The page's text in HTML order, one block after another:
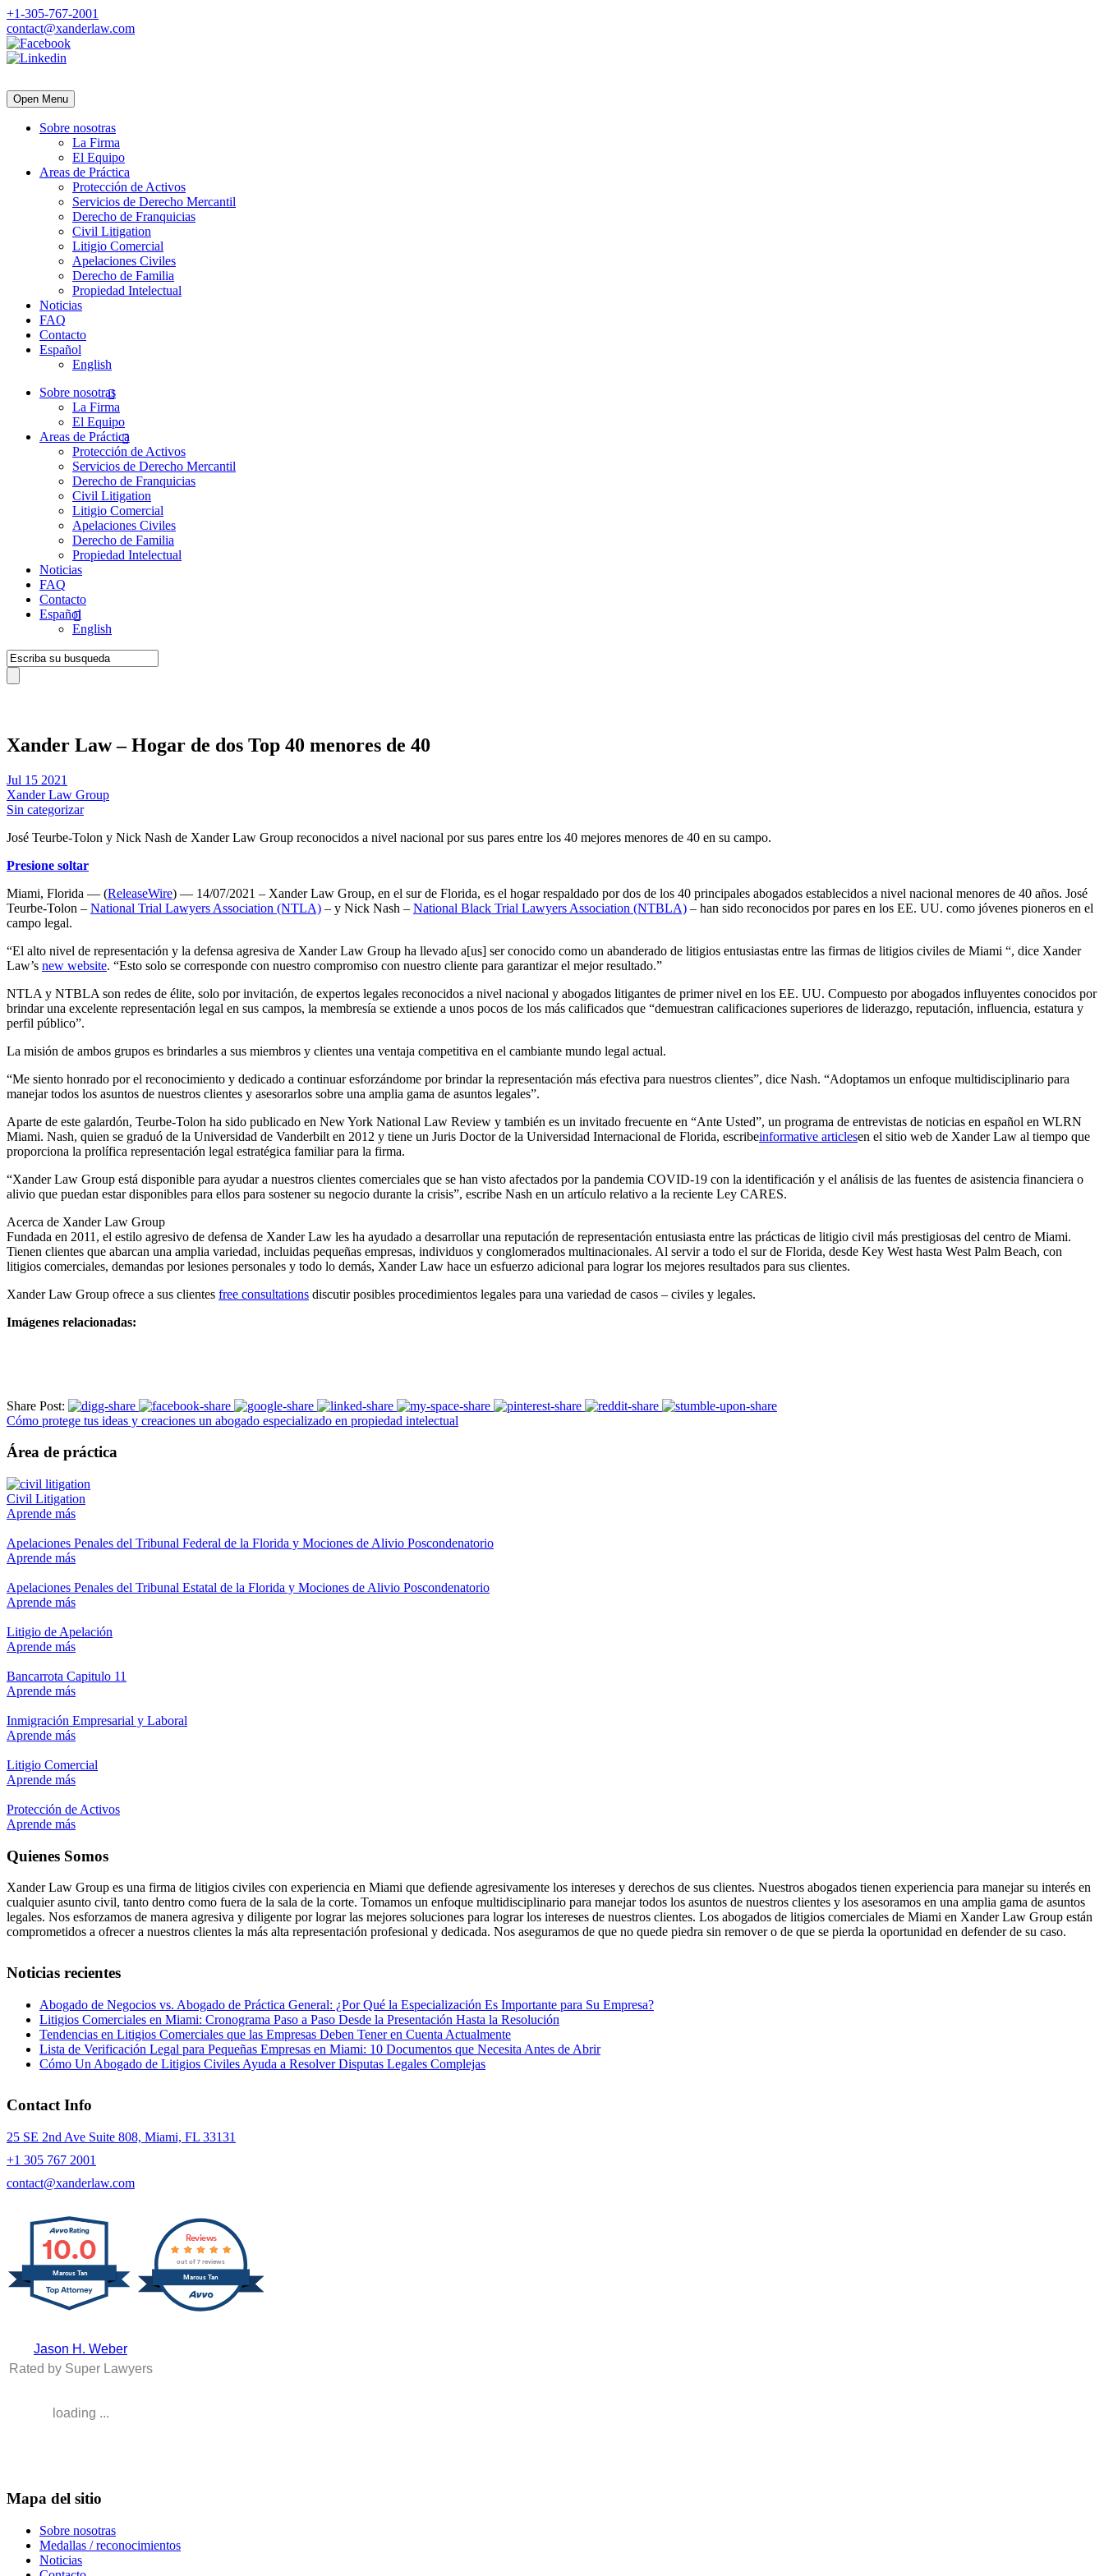
+1-305-767-2001
contact@xanderlaw.com
Open Menu
Sobre nosotras
La Firma
El Equipo
Areas de Práctica
Protección de Activos
Servicios de Derecho Mercantil
Derecho de Franquicias
Civil Litigation
Litigio Comercial
Apelaciones Civiles
Derecho de Familia
Propiedad Intelectual
Noticias
FAQ
Contacto
Español
English
Sobre nosotras
La Firma
El Equipo
Areas de Práctica
Protección de Activos
Servicios de Derecho Mercantil
Derecho de Franquicias
Civil Litigation
Litigio Comercial
Apelaciones Civiles
Derecho de Familia
Propiedad Intelectual
Noticias
FAQ
Contacto
Español
English
Xander Law – Hogar de dos Top 40 menores de 40
Jul 15 2021
Xander Law Group
Sin categorizar
José Teurbe-Tolon y Nick Nash de Xander Law Group reconocidos a nivel nacional por sus pares entre los 40 mejores menores de 40 en su campo.
Presione soltar
Miami, Florida — (ReleaseWire) — 14/07/2021 – Xander Law Group, en el sur de Florida, es el hogar respaldado por dos de los 40 principales abogados establecidos a nivel nacional menores de 40 años. José
Teurbe-Tolon – National Trial Lawyers Association (NTLA) – y Nick Nash – National Black Trial Lawyers Association (NTBLA) – han sido reconocidos por pares en los EE. UU. como jóvenes pioneros en el
campo legal.
“El alto nivel de representación y la defensa agresiva de Xander Law Group ha llevado a[us] ser conocido como un abanderado de litigios entusiastas entre las firmas de litigios civiles de Miami “, dice Xander
Law’s new website. “Esto solo se corresponde con nuestro compromiso con nuestro cliente para garantizar el mejor resultado.”
NTLA y NTBLA son redes de élite, solo por invitación, de expertos legales reconocidos a nivel nacional y abogados litigantes de primer nivel en los EE. UU. Compuesto por abogados influyentes conocidos por
brindar una excelente representación legal en sus campos, la membresía se extiende a unos pocos de los más calificados que “demuestran calificaciones superiores de liderazgo, reputación, influencia, estatura y
perfil público”.
La misión de ambos grupos es brindarles a sus miembros y clientes una ventaja competitiva en el cambiante mundo legal actual.
“Me siento honrado por el reconocimiento y dedicado a continuar esforzándome por brindar la representación más efectiva para nuestros clientes”, dice Nash. “Adoptamos un enfoque multidisciplinario para
manejar todos los asuntos de nuestros clientes y asesorarlos sobre una amplia gama de asuntos legales”.
Aparte de este galardón, Teurbe-Tolon ha sido publicado en New York National Law Review y también es un invitado frecuente en “Ante Usted”, un programa de entrevistas de noticias en español en WLRN
Miami. Nash, quien se graduó de la Universidad de Vanderbilt en 2012 y tiene un Juris Doctor de la Universidad Internacional de Florida, escribeinformative articlesen el sitio web de Xander Law al tiempo que
proporciona la prolífica representación legal estratégica familiar para la firma.
“Xander Law Group está disponible para ayudar a nuestros clientes comerciales que se han visto afectados por la pandemia COVID-19 con la identificación y el análisis de las fuentes de asistencia financiera o
alivio que puedan estar disponibles para ellos para sostener su negocio durante la crisis”, escribe Nash en un artículo relativo a la reciente Ley CARES.
Acerca de Xander Law Group
Fundada en 2011, el estilo agresivo de defensa de Xander Law les ha ayudado a desarrollar una reputación de representación entusiasta entre las prácticas de litigio civil más prestigiosas del centro de Miami.
Tienen clientes que abarcan una amplia variedad, incluidas pequeñas empresas, individuos y conglomerados multinacionales. Al servir a todo el sur de Florida, desde Key West hasta West Palm Beach, con
litigios comerciales, demandas por lesiones personales y todo lo demás, Xander Law hace un esfuerzo adicional para lograr los mejores resultados para sus clientes.
Xander Law Group ofrece a sus clientes free consultations discutir posibles procedimientos legales para una variedad de casos – civiles y legales.
Imágenes relacionadas:
Share Post:
Cómo protege tus ideas y creaciones un abogado especializado en propiedad intelectual
Área de práctica
Civil Litigation
Aprende más
Apelaciones Penales del Tribunal Federal de la Florida y Mociones de Alivio Poscondenatorio
Aprende más
Apelaciones Penales del Tribunal Estatal de la Florida y Mociones de Alivio Poscondenatorio
Aprende más
Litigio de Apelación
Aprende más
Bancarrota Capitulo 11
Aprende más
Inmigración Empresarial y Laboral
Aprende más
Litigio Comercial
Aprende más
Protección de Activos
Aprende más
Quienes Somos
Xander Law Group es una firma de litigios civiles con experiencia en Miami que defiende agresivamente los intereses y derechos de sus clientes. Nuestros abogados tienen experiencia para manejar su interés en
cualquier asunto civil, tanto dentro como fuera de la sala de la corte. Tomamos un enfoque multidisciplinario para manejar todos los asuntos de nuestros clientes y los asesoramos en una amplia gama de asuntos
legales. Nos esforzamos de manera agresiva y diligente por lograr las mejores soluciones para lograr los intereses de nuestros clientes. Los abogados de litigios comerciales de Miami en Xander Law Group están
comprometidos a ofrecer a nuestros clientes la más alta representación profesional y dedicada. Nos aseguramos de que no quede piedra sin remover o de que se pierda la oportunidad en defender de su caso.
Noticias recientes
Abogado de Negocios vs. Abogado de Práctica General: ¿Por Qué la Especialización Es Importante para Su Empresa?
Litigios Comerciales en Miami: Cronograma Paso a Paso Desde la Presentación Hasta la Resolución
Tendencias en Litigios Comerciales que las Empresas Deben Tener en Cuenta Actualmente
Lista de Verificación Legal para Pequeñas Empresas en Miami: 10 Documentos que Necesita Antes de Abrir
Cómo Un Abogado de Litigios Civiles Ayuda a Resolver Disputas Legales Complejas
Contact Info
25 SE 2nd Ave Suite 808, Miami, FL 33131
+1 305 767 2001
contact@xanderlaw.com
10.0
Marcus Tan Marcus Tan
Reviews
out of 7 reviews
Jason H. Weber
Rated by Super Lawyers
loading ...
Mapa del sitio
Sobre nosotras
Medallas / reconocimientos
Noticias